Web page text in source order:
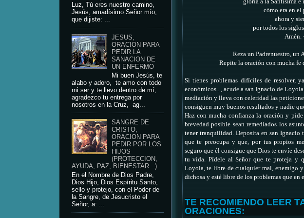
Luz, Tú eres nuestro camino,
Jesús, amadísimo Señor mío,
que dijiste: ...
JESUS,
ORACION PARA
PEDIR LA
SANACION DE
UN ENFERMO
Mi buen Jesús, te
alabo y adoro, te amo con todo
mi ser y te llevo dentro de mí,
agradezco tu entrega por
nosotros en la Cruz, ag...
SANGRE DE
CRISTO,
ORACION PARA
PEDIR POR LOS
HIJOS
(PROTECCION,
AYUDA, PAZ, BIENESTAR...)
En el Nombre de Dios Padre,
Dios Hijo, Dios Espíritu Santo,
sello y protejo, con el Poder de
la Sangre, de Jesucristo el
Señor, a: ...
gloria a la Santísima
cómo era en
ahora y
por todos los
Amén.
Reza un Padrenuestro, un
Repite la oración con mucha fe
Si tienes problemas difíciles de resolver,
económicos..., acude a san Ignacio de
mediación y lleva con celeridad las
consiguen muy buenos resultados y nadie
Haz con mucha confianza la oración y
brevedad posible sean remediados los
tener tranquilidad. Deposita en san Ignacio
que te preocupa y que, por tus propios
seguro que él consigue que Dios te envíe
tu vida. Pídele al Señor que te proteja y
Loyola, te libre de cualquier mal, enemigo
dichosa y esté libre de los problemas que en
TE RECOMIENDO LEER
ORACIONES: